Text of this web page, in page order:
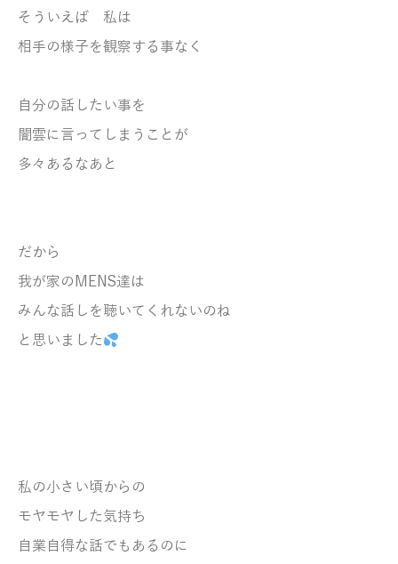
そういえば 私は
相手の様子を観察する事なく
自分の話したい事を
闇雲に言ってしまうことが
多々あるなあと
だから
我が家のMENS達は
みんな話しを聴いてくれないのね
と思いました
私の小さい頃からの
モヤモヤした気持ち
自業自得な話でもあるのに